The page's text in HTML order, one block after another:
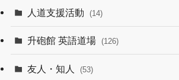
人道支援活動 (14)
升砲館 英語道場 (126)
友人・知人 (53)